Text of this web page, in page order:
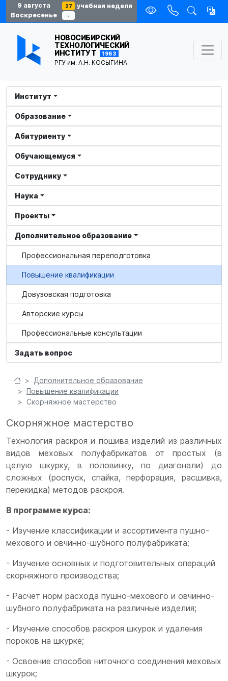
9 августа 27
учебная неделя
Воскресенье
-
НОВОСИБИРСКИЙ
ТЕХНОЛОГИЧЕСКИЙ
ИНСТИТУТ
1963
РГУ им. А.Н. КОСЫГИНА
Институт
Образование
Абитуриенту
Обучающемуся
Сотруднику
Наука
Проекты
Дополнительное образование
Профессиональная переподготовка
Повышение квалификации
Довузовская подготовка
Авторские курсы
Профессиональные консультации
Задать вопрос
Дополнительное образование
Повышение квалификации
Скорняжное мастерство
Скорняжное мастерство
Технология раскроя и пошива изделий из различных
видов меховых полуфабрикатов от простых (в
целую шкурку, в половинку, по диагонали) до
сложных (роспуск, спайка, перфорация, расшивка,
перекидка) методов раскроя.
В программе курса:
- Изучение классификации и ассортимента пушно-
мехового и овчинно-шубного полуфабриката;
- Изучение основных и подготовительных операций
скорняжного производства;
- Расчет норм расхода пушно-мехового и овчинно-
шубного полуфабриката на различные изделия;
- Изучение способов раскроя шкурок и удаления
пороков на шкурке;
- Освоение способов ниточного соединения меховых
шкурок;